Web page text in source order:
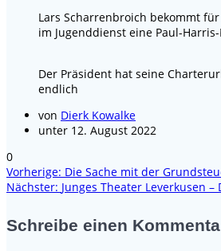
Lars Scharrenbroich bekommt
im Jugenddienst eine Paul-
Der Präsident hat seine
endlich
von Dierk Kowalke
unter 12. August 2022
0
Vorherige: Vorheriger
Beitrag:
Die Sache mit der
Nächster: Nächster
Junges Theater Leverkusen –
Schreibe einen